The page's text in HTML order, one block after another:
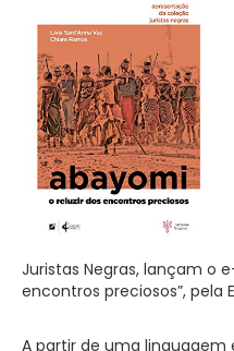
Juristas Negras, lançam o
encontros preciosos”, pela
A partir de uma linguagem